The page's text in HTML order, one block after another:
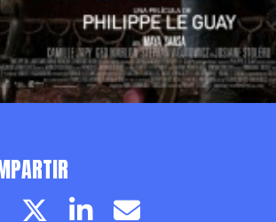
Facebook pageTwitter page
LinkedinEmail